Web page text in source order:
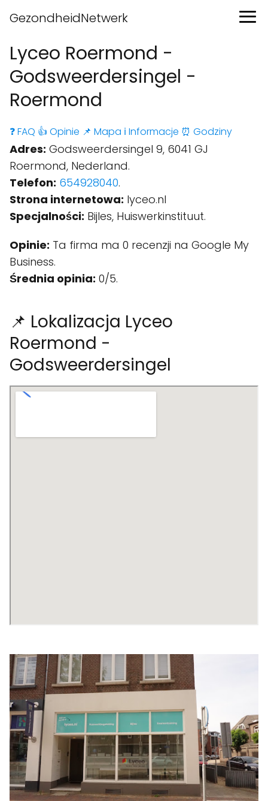
GezondheidNetwerk
Lyceo Roermond -
Godsweerdersingel -
Roermond
❓ FAQ 👍 Opinie 📌 Mapa ℹ️ Informacje ⏰ Godziny
Adres: Godsweerdersingel 9, 6041 GJ
Roermond, Nederland.
Telefon: 654928040.
Strona internetowa: lyceo.nl
Specjalności: Bijles, Huiswerkinstituut.
Opinie: Ta firma ma 0 recenzji na Google My
Business.
Średnia opinia: 0/5.
📌 Lokalizacja Lyceo
Roermond -
Godsweerdersingel